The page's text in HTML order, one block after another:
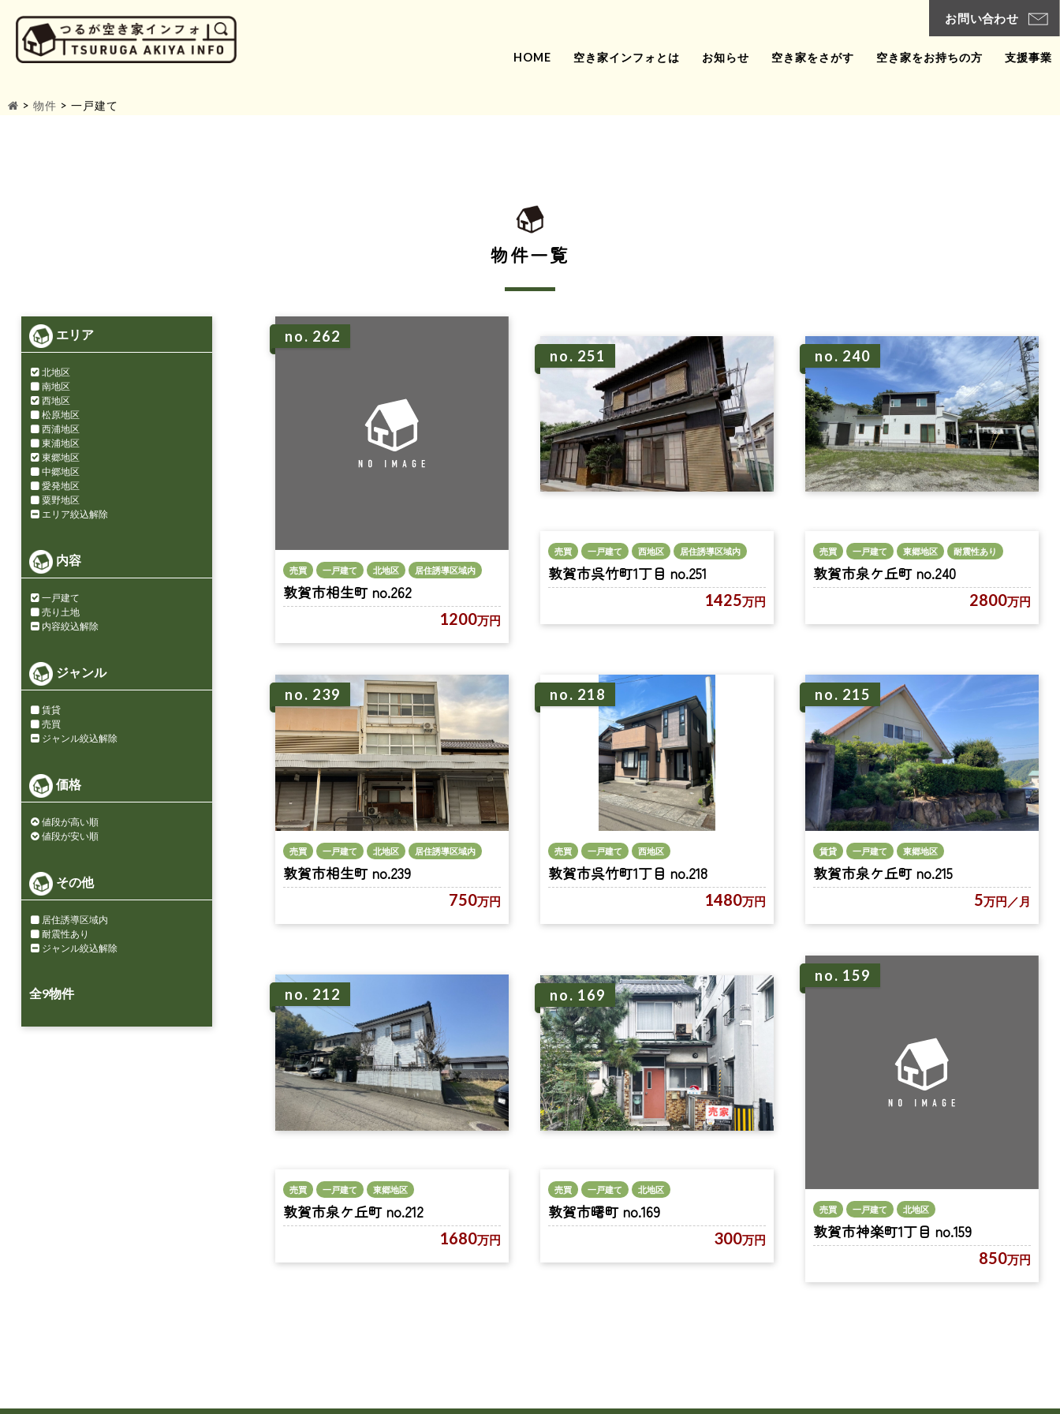
HOME 空き家インフォとは お知らせ 空き家をさがす 空き家をお持ちの方 支援事業
> 物件 > 一戸建て
物件一覧
エリア
北地区
南地区
西地区
松原地区
西浦地区
東浦地区
東郷地区
中郷地区
愛発地区
粟野地区
エリア絞込解除
内容
一戸建て
売り土地
内容絞込解除
ジャンル
賃貸
売買
ジャンル絞込解除
価格
値段が高い順
値段が安い順
その他
居住誘導区域内
耐震性あり
ジャンル絞込解除
全9物件
no. 262
売買 一戸建て 北地区 居住誘導区域内
敦賀市相生町 no.262
1200万円
no. 251
売買 一戸建て 西地区 居住誘導区域内
敦賀市呉竹町1丁目 no.251
1425万円
no. 240
売買 一戸建て 東郷地区 耐震性あり
敦賀市泉ケ丘町 no.240
2800万円
no. 239
売買 一戸建て 北地区 居住誘導区域内
敦賀市相生町 no.239
750万円
no. 218
売買 一戸建て 西地区
敦賀市呉竹町1丁目 no.218
1480万円
no. 215
賃貸 一戸建て 東郷地区
敦賀市泉ケ丘町 no.215
5万円 ／月
no. 212
売買 一戸建て 東郷地区
敦賀市泉ケ丘町 no.212
1680万円
no. 169
売買 一戸建て 北地区
敦賀市曙町 no.169
300万円
no. 159
売買 一戸建て 北地区
敦賀市神楽町1丁目 no.159
850万円